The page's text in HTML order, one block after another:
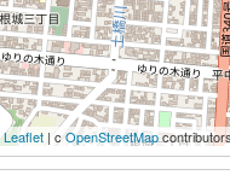
Leaflet | cOpenStreetMap